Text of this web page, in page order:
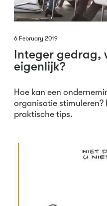
6 February 2019
Integer gedrag,
eigenlijk?
Hoe kan een
organisatie stimuleren?
praktische tips.